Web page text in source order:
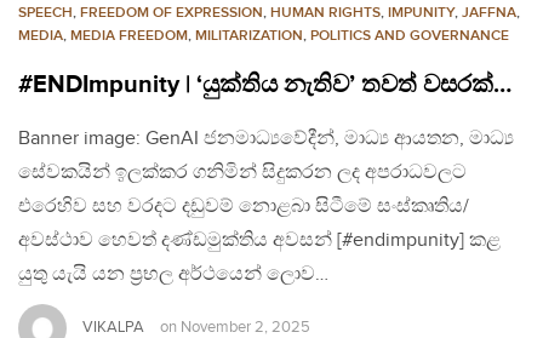
SPEECH, FREEDOM OF EXPRESSION, HUMAN RIGHTS, IMPUNITY, JAFFNA,
MEDIA, MEDIA FREEDOM, MILITARIZATION, POLITICS AND GOVERNANCE
#ENDImpunity | ‘යුක්තිය නැතිව’ තවත් වසරක්…
Banner image: GenAI ජනමාධ්‍යවේදීන්, මාධ්‍ය ආයතන, මාධ්‍ය
සේවකයින් ඉලක්කර ගනිමින් සිදුකරන ලද අපරාධවලට
එරෙහිව සහ වරදට දඩුවම් නොළබා සිටීමේ සංස්කෘතිය/
අවස්ථාව හෙවත් දණ්ඩමුක්තිය අවසන් [#endimpunity] කළ
යුතු යැයි යන ප්‍රභල අර්ථයෙන් ලොව…
VIKALPA on November 2, 2025